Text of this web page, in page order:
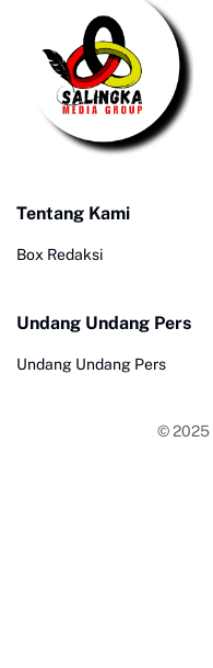
Tentang Kami
Box Redaksi
Undang Undang Pers
Undang Undang Pers
© 2025